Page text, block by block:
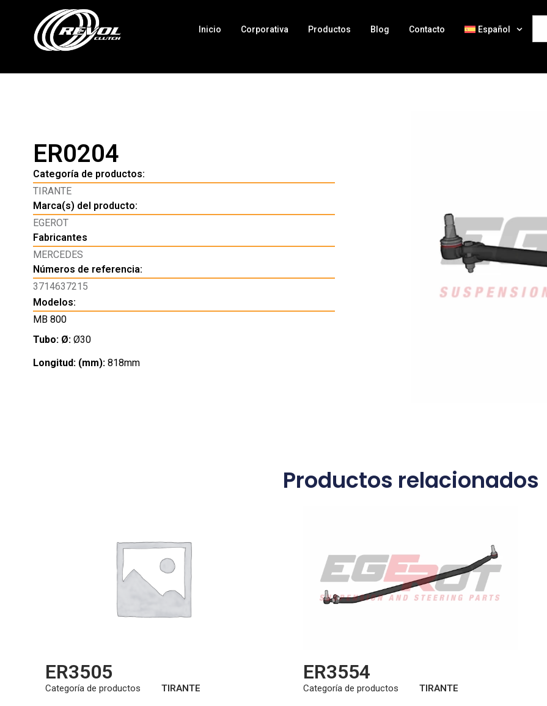
Inicio Corporativa Productos Blog Contacto Español
ER0204
Categoría de productos:
TIRANTE
Marca(s) del producto:
EGEROT
Fabricantes
MERCEDES
Números de referencia:
3714637215
Modelos:
MB 800
Tubo: Ø: Ø30
Longitud: (mm): 818mm
Productos relacionados
ER3505
Categoría de productos TIRANTE
ER3554
Categoría de productos TIRANTE